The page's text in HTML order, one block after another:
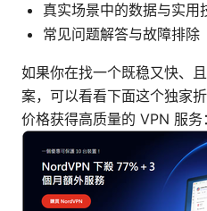
真实场景中的数据与实用
常见问题解答与故障排除
如果你在找一个既稳又快、
案，可以看看下面这个独家
价格获得高质量的 VPN 服务：